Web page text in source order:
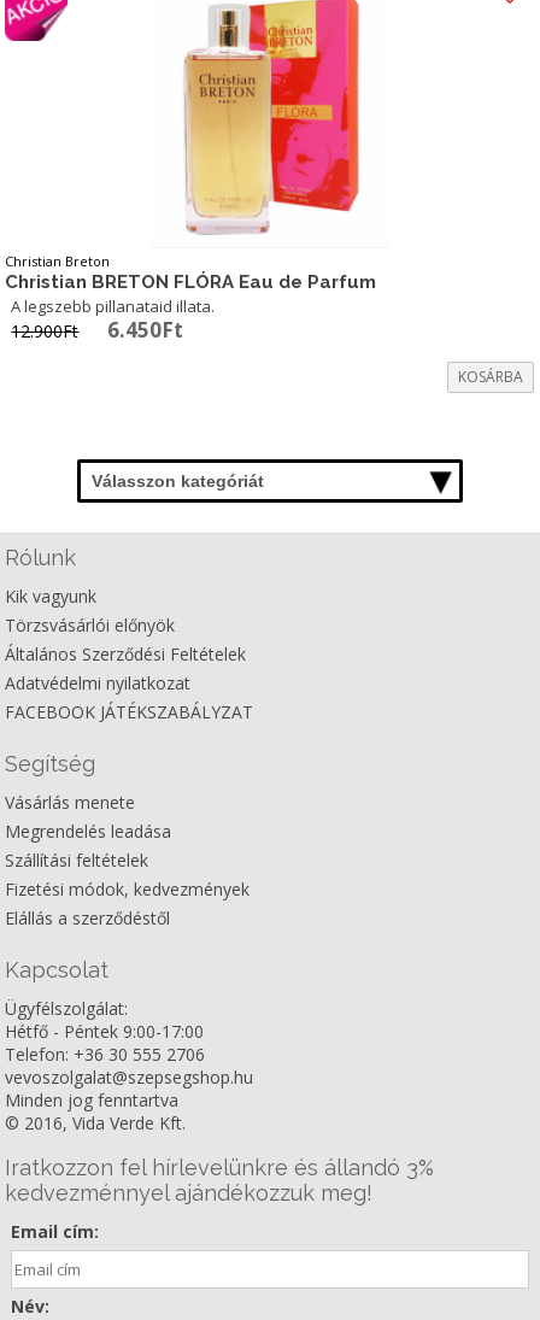
Christian Breton
Christian BRETON FLÓRA Eau de Parfum
A legszebb pillanataid illata.
12.900Ft Original
6.450Ft
KOSÁRBA
Válasszon kategóriát
Rólunk
Kik vagyunk
Törzsvásárlói előnyök
Általános Szerződési Feltételek
Adatvédelmi nyilatkozat
FACEBOOK JÁTÉKSZABÁLYZAT
Segítség
Vásárlás menete
Megrendelés leadása
Szállítási feltételek
Fizetési módok, kedvezmények
Elállás a szerződéstől
Kapcsolat
Ügyfélszolgálat:
Hétfő - Péntek 9:00-17:00
Telefon: +36 30 555 2706
vevoszolgalat@szepsegshop.hu
Minden jog fenntartva
© 2016, Vida Verde Kft.
Iratkozzon fel hírlevelünkre és állandó 3%
kedvezménnyel ajándékozzuk meg!
Email cím:
Név: